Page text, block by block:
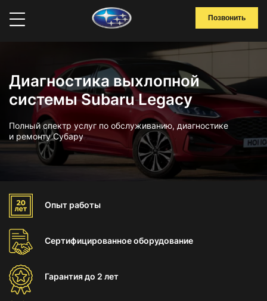
Позвонить
Диагностика выхлопной
системы Subaru Legacy
Полный спектр услуг по обслуживанию, диагностике
и ремонту Субару
Опыт работы
Сертифицированноеоборудование
Гарантиядо 2 лет